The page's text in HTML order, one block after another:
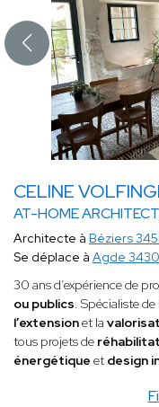
CELINE
AT-HOME
Architecte à Béziers
Se déplace à Agde
30 ans d’expérience de
ou publics. Spécialiste de
l’extensionet la
tous projets de
énergétique et design